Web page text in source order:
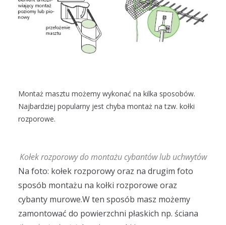
Montaż masztu możemy wykonać na kilka sposobów.
Najbardziej popularny jest chyba montaż na tzw. kołki
rozporowe.
Kołek rozporowy do montażu cybantów lub uchwytów
Na foto: kołek rozporowy oraz na drugim foto
sposób montażu na kołki rozporowe oraz
cybanty murowe.W ten sposób masz możemy
zamontować do powierzchni płaskich np. ściana